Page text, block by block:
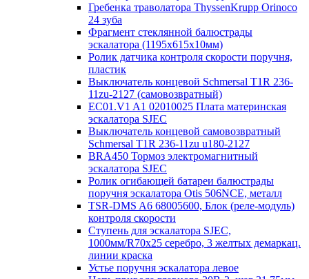
Гребенка траволатора ThyssenKrupp Orinoco
24 зуба
Фрагмент стеклянной балюстрады
эскалатора (1195х615х10мм)
Ролик датчика контроля скорости поручня,
пластик
Выключатель концевой Schmersal T1R 236-
11zu-2127 (самовозвратный)
EC01.V1 A1 02010025 Плата материнская
эскалатора SJEC
Выключатель концевой самовозвратный
Schmersal T1R 236-11zu u180-2127
BRA450 Тормоз электромагнитный
эскалатора SJEC
Ролик огибающей батареи балюстрады
поручня эскалатора Otis 506NCE, металл
TSR-DMS A6 68005600, Блок (реле-модуль)
контроля скорости
Ступень для эскалатора SJEC,
1000мм/R70x25 серебро, 3 желтых демаркац.
линии краска
Устье поручня эскалатора левое